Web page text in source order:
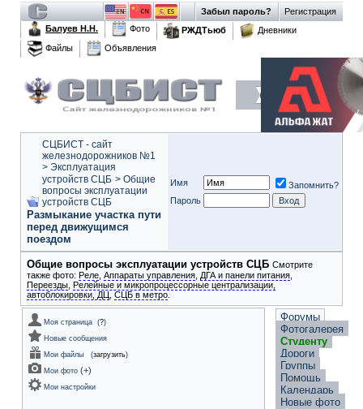
Регистрация
Забыл пароль?
Балуев Н.Н.
Фото РЖДТьюб
Дневники
Файлы
Объявления
СЦБИСТ - сайт
железнодорожников №1
> Эксплуатация
устройств СЦБ > Общие
вопросы эксплуатации
устройств СЦБ
Размыкание участка пути
перед движущимся
поездом
Имя
Запомнить?
Пароль
Общие вопросы эксплуатации устройств СЦБ Смотрите
также фото: Реле Аппараты управления ДГА и панели питания
Переезды Релейные и микропроцессорные централизации,
автоблокировки, ДЦ СЦБ в метро
Моя страница (?)
Новые сообщения
Мои файлы
(загрузить)
Мои фото (+)
Мои настройки
Форумы
Фотогалерея
Студенту
Дороги
Группы
Помощь
Календарь
Новые фото